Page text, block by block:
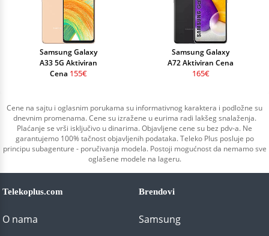
Samsung Galaxy
A33 5G Aktiviran
Cena 155€
Samsung Galaxy
A72 Aktiviran Cena
165€
Cene na sajtu i oglasnim porukama su informativnog karaktera i podložne su
dnevnim promenama. Cene su izražene u eurima radi lakšeg snalaženja.
Plaćanje se vrši isključivo u dinarima. Objavljene cene su bez pdv-a. Ne
garantujemo 100% tačnost objavljenih podataka. Teleko Plus posluje po
principu subagenture - poručivanja modela. Postoji mogućnost da nemamo sve
oglašene modele na lageru.
Telekoplus.com
O nama
Brendovi
Samsung